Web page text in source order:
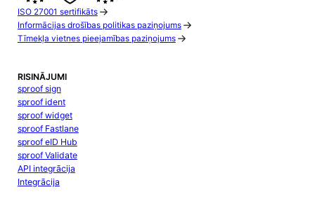
ISO 27001 sertifikāts
Informācijas drošības politikas paziņojums
Tīmekļa vietnes pieejamības paziņojums
RISINĀJUMI
sproof sign
sproof ident
sproof widget
sproof Fastlane
sproof eID Hub
sproof Validate
API integrācija
Integrācija